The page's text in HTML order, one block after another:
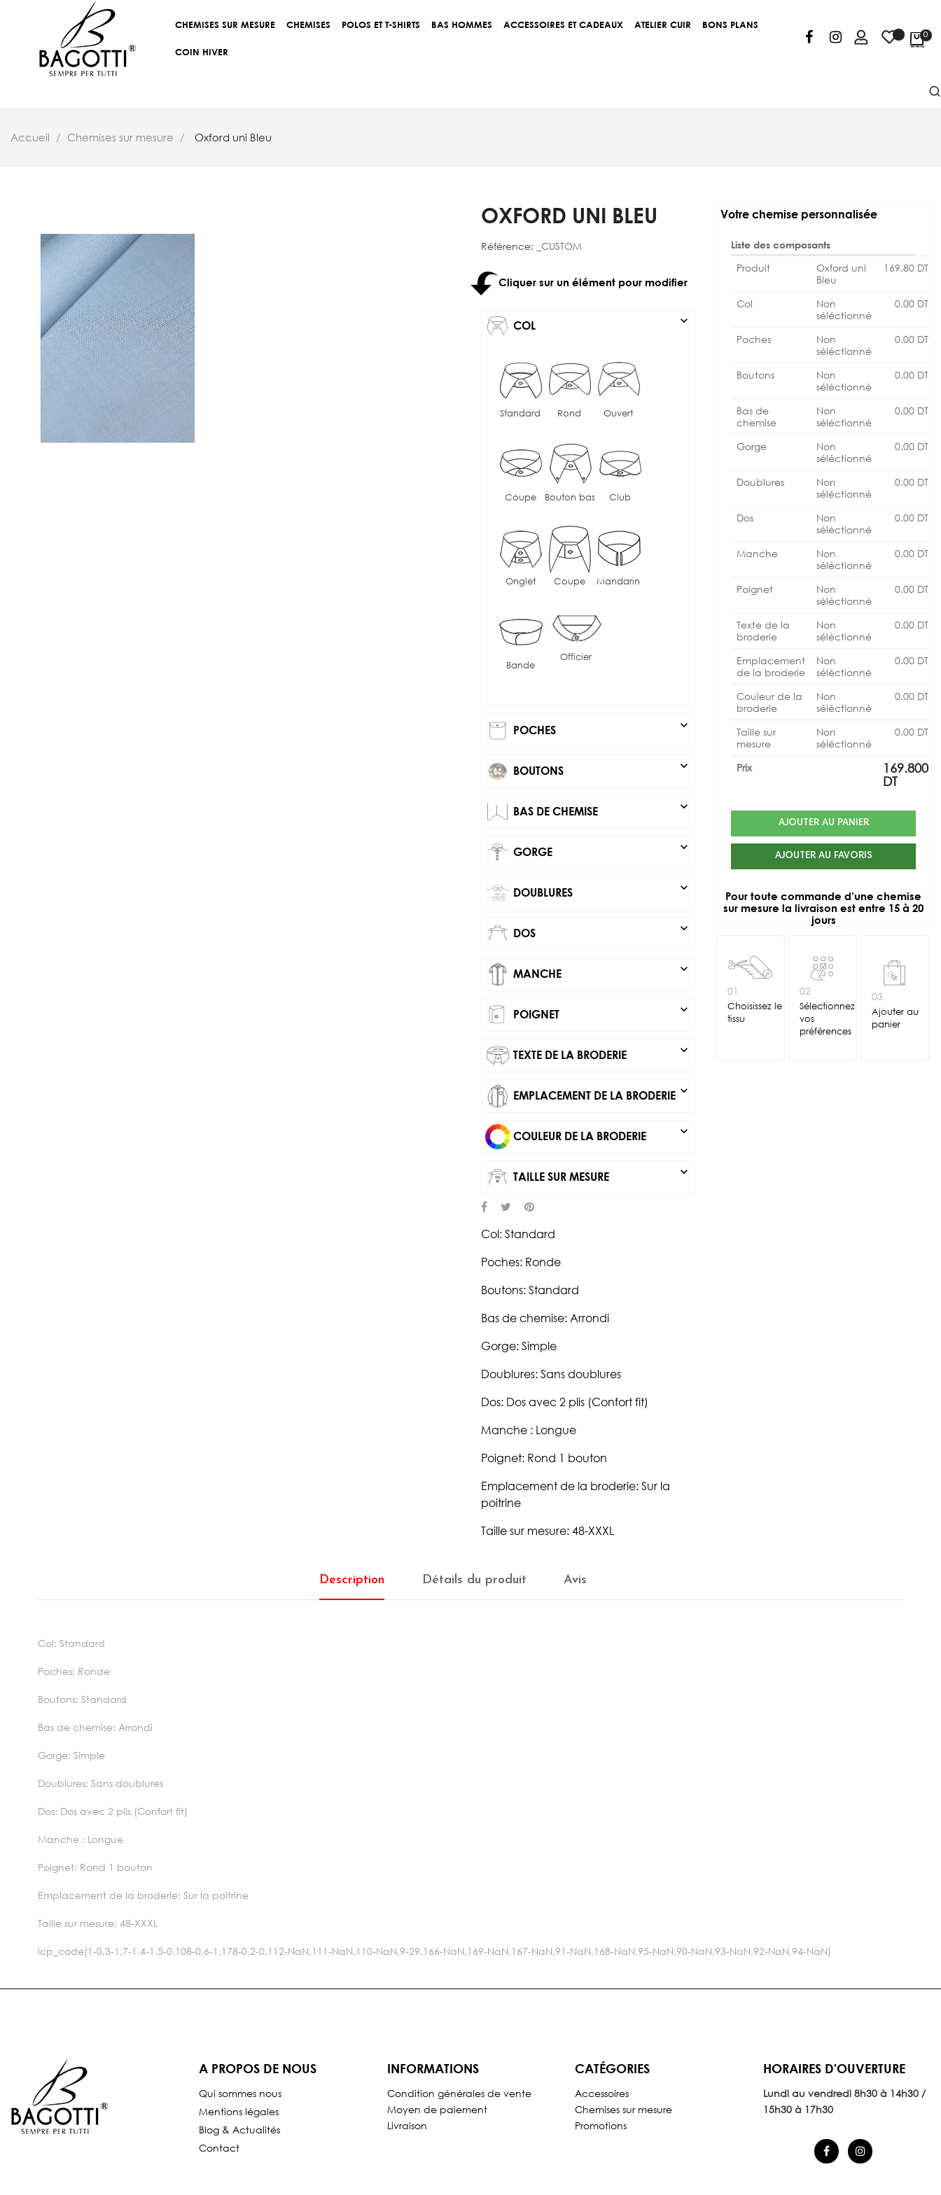
CHEMISES SUR MESURE CHEMISES POLOS ET T-SHIRTS BAS HOMMES ACCESSOIRES ET CADEAUX ATELIER CUIR BONS PLANS
COIN HIVER
0
Accueil Chemises sur mesure Oxford uni Bleu
OXFORD UNI BLEU
Référence: _CUSTOM
Cliquer sur un élément pour modifier
COL expand_more
Standard Rond Ouvert
Coupe Bouton bas Club
Onglet Coupe Mandarin
Bande
Officier
POCHES expand_more
BOUTONS expand_more
BAS DE CHEMISE expand_more
GORGE expand_more
DOUBLURES expand_more
DOS expand_more
MANCHE expand_more
POIGNET expand_more
TEXTE DE LA BRODERIE expand_more
EMPLACEMENT DE LA BRODERIE expand_more
COULEUR DE LA BRODERIE expand_more
TAILLE SUR MESURE expand_more
Votre chemise personnalisée
Liste des composants
Produit
Oxford uni
Bleu
169.80 DT
Col
Non
séléctionné
0.00 DT
Poches
Non
séléctionné
0.00 DT
Boutons
Non
séléctionné
0.00 DT
Bas de
chemise
Non
séléctionné
0.00 DT
Gorge
Non
séléctionné
0.00 DT
Doublures
Non
séléctionné
0.00 DT
Dos
Non
séléctionné
0.00 DT
Manche
Non
séléctionné
0.00 DT
Poignet
Non
séléctionné
0.00 DT
Texte de la
broderie
Non
séléctionné
0.00 DT
Emplacement
de la broderie
Non
séléctionné
0.00 DT
Couleur de la
broderie
Non
séléctionné
0.00 DT
Taille sur
mesure
Non
séléctionné
0.00 DT
Prix
169.800
DT
AJOUTER AU PANIER
AJOUTER AU FAVORIS
Pour toute commande d’une chemise
sur mesure la livraison est entre 15 à 20
jours
01
Choisissez le
tissu
02
Sélectionnez
vos
préférences
03
Ajouter au
panier
Col: Standard
Poches: Ronde
Boutons: Standard
Bas de chemise: Arrondi
Gorge: Simple
Doublures: Sans doublures
Dos: Dos avec 2 plis (Confort fit)
Manche : Longue
Poignet: Rond 1 bouton
Emplacement de la broderie: Sur la
poitrine
Taille sur mesure: 48-XXXL
Description Détails du produit Avis
Col: Standard
Poches: Ronde
Boutons: Standard
Bas de chemise: Arrondi
Gorge: Simple
Doublures: Sans doublures
Dos: Dos avec 2 plis (Confort fit)
Manche : Longue
Poignet: Rond 1 bouton
Emplacement de la broderie: Sur la poitrine
Taille sur mesure: 48-XXXL
icp_code(1-0,3-1,7-1,4-1,5-0,108-0,6-1,178-0,2-0,112-NaN,111-NaN,110-NaN,9-29,166-NaN,169-NaN,167-NaN,91-NaN,168-NaN,95-NaN,90-NaN,93-NaN,92-NaN,94-NaN)
A PROPOS DE NOUS
Qui sommes nous
Mentions légales
Blog & Actualités
Contact
INFORMATIONS
Condition générales de vente
Moyen de paiement
Livraison
CATÉGORIES
Accessoires
Chemises sur mesure
Promotions
HORAIRES D'OUVERTURE
Lundi au vendredi 8h30 à 14h30 /
15h30 à 17h30